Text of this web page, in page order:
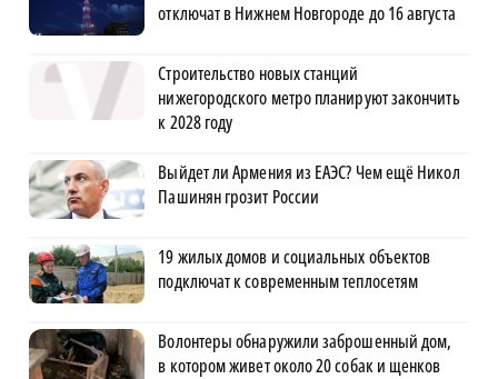
отключат в Нижнем Новгороде до 16 августа
Строительство новых станций
нижегородского метро планируют закончить
к 2028 году
Выйдет ли Армения из ЕАЭС? Чем ещё Никол
Пашинян грозит России
19 жилых домов и социальных объектов
подключат к современным теплосетям
Волонтеры обнаружили заброшенный дом,
в котором живет около 20 собак и щенков